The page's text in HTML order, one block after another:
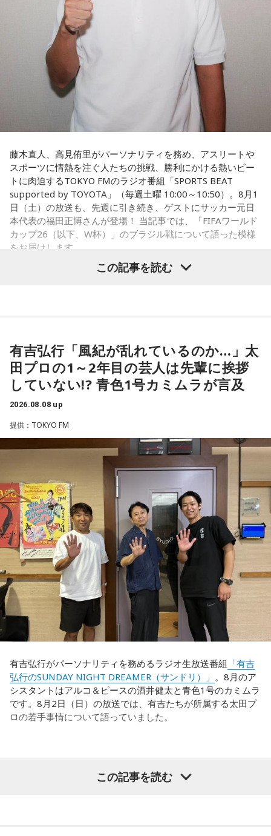
福田：そういう見方も当然ありますし、それができれば一番
いいと思うのですが、森保監督は帰国後の会見で「戦術は後
出しジャンケンだ」と言っていたんです。どういうことかと
いうと、自分たちが変えたら相手がまた変えてくる、それに
対してまた変えていかなきゃならない。ベンチでその都度
（戦術を）言い続けても、向こうが変えてきたら、その変化
に対して変化しなきゃいけない。「こういうやり方をしま
す」「だったらこう対応します」と。
そうすると、対応された側がまた変えてくるんですよ、それ
度言えますけど、ピッチのなかで選手たちがそれを感じて、
対応していく能力を高めていくのがサッカーにおいて一番重
要なんです。
ブラジル戦のときも「守ろう」という気持ちはなくても、ブ
ラジルが1点負けていたときに、前に出てくるエネルギーって
すごいんです。それを食い止めたり、押し返したりするため
には、前半よりもエネルギーをもっと使わなきゃいけないけ
れども、ブラジルのものすごい勢いにのまれてしまった。た
だ、これは日本だけではなく、アルゼンチンと対戦したイン
それに対してまた変化をしてくるから。だから“個”の力を高め
て、時間をつくれる選手が重要になってくるということです
ね。
◆世界で戦うために必要な“個”の力
あの戦いができたというのは、選手層も相当厚くなったとい
福田：そうですね。選手層は厚くなっているし、森保監督の
「誰が出ても同じような戦いができる準備をしてきた」とい
う言葉がその通りであることを、グループステージで証明で
きていたと思います。でも、そこから上に行くためには、や
っぱり“個の力”が必要だったかなと感じています。
世界で見ても、日本だけでなく主力の選手がケガする国は
多々あって、それでも勝ち上がっていく力が必要なのがW杯
なんです。そういう意味では、確かに選手層は厚くなったけ
れども、さらに“個”の力を高めながら、選手層をもっと厚くし
なきゃいけない。ベスト16・ベスト8に進む国と比べたとき
に、そこまでの選手層だったのかというと、まだまだ厚くし
ます。
ただ、あれだけケガ人が出て、誰が出ても同じようなサッカ
ーができて、グループステージをああいう形で抜けられたと
いうのは今までなかったことですし、力がついているのは事
藤木直人、高見侑里がパーソナリティを務め、アスリートや
スポーツに情熱を注ぐ人たちの挑戦、勝利にかける熱いビー
トに肉迫するTOKYO FMのラジオ番組「SPORTS BEAT
supported by TOYOTA」（毎週土曜 10:00～10:50）。8月1
日（土）の放送も、先週に引き続き、ゲストにサッカー元日
本代表の福田正博さんが登場！ 当記事では、「FIFAワールド
カップ26（以下、W杯）」のブラジル戦について語った模様
をお届けします。
輝き、Jリーグ通算228試合出場93得点を挙げ、日本代表では
45試合出場で9ゴールを記録するなど活躍を見せ、1993年に
はW杯アジア地区最終予選にも出場しました。2002年に現役
を引退した後は、サッカー解説者としてメディアでの活動の
活かしながら幅広く活動しています。
◆福田正博がW杯ブラジル戦を総括
藤木：ブラジル戦で、前半は佐野海舟選手の素晴らしいイン
ターセプトからのゴールがありましたし、前半の終了間際に
は日本がボールを持つ時間もありました。しかし、後半に入
ってからブラジルが戦略を変えてきて、日本が一方的に押し
込まれてしまった。試合のなかで具体的な戦術が打ち出せな
かったと考えると、（選手のなかに）もう少し具体的な戦略
を示す人、ブレーンが必要なのかなと素人目には思ってしま
うのですが……。
福田：そういう見方も当然ありますし、それができれば一番
いいと思うのですが、森保監督は帰国後の会見で「戦術は後
出しジャンケンだ」と言っていたんです。どういうことかと
いうと、自分たちが変えたら相手がまた変えてくる、それに
対してまた変えていかなきゃならない。ベンチでその都度
に対して変化しなきゃいけない。「こういうやり方をしま
す」「だったらこう対応します」と。
そうすると、対応された側がまた変えてくるんですよ、それ
も試合中に。ですから、ベンチからでも戦術や戦略はある程
ブラジル戦のときも「守ろう」という気持ちはなくても、ブ
この記事を読む
有吉弘行「風紀が乱れているのか…」太
田プロの1～2年目の芸人は先輩に挨拶
していない!? 青色1号カミムラが言及
2026.08.08 up
提供：TOKYO FM
有吉弘行がパーソナリティを務めるラジオ生放送番組 「有吉
弘行のSUNDAY NIGHT DREAMER（サンドリ）」 。8月のア
シスタントはアルコ＆ピースの酒井健太と青色1号のカミムラ
です。8月2日（日）の放送では、有吉たちが所属する太田プ
ロの若手事情について語っていました。
この記事を読む